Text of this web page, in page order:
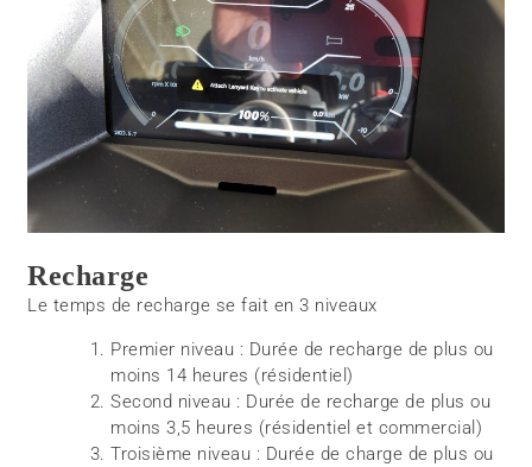
Recharge
Le temps de recharge se fait en 3 niveaux
Premier niveau : Durée de recharge de plus ou
moins 14 heures (résidentiel)
Second niveau : Durée de recharge de plus ou
moins 3,5 heures (résidentiel et commercial)
Troisième niveau : Durée de charge de plus ou